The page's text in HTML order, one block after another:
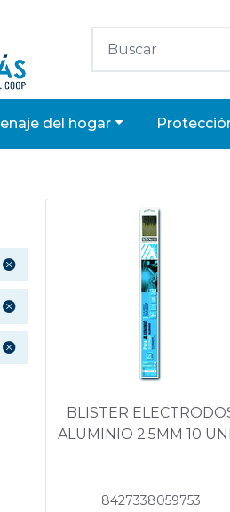
menaje del hogar
BLISTER
ALUMINIO 2.5MM 10
8427338059753